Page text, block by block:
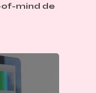
mind de